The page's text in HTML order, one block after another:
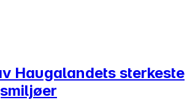
Haugalandets sterkeste